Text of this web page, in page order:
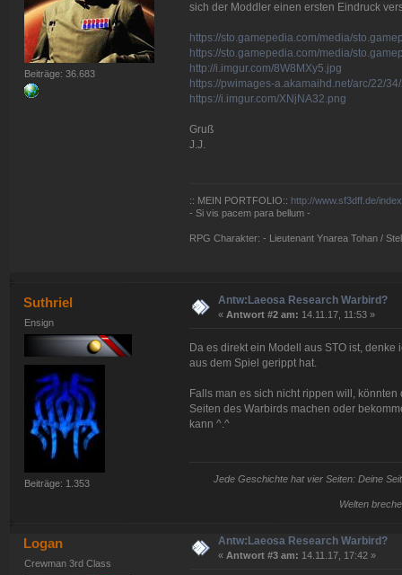
Beiträge: 36.683
sich der Moddler einen ersten Eindruck
https://sto.gamepedia.com/media/
https://sto.gamepedia.com/media/
http://i.imgur.com/8W8MXy5.jpg
https://pwimages-a.akamaihd.net/arc/22/
https://i.imgur.com/XNjNA32.png
Gruß
J.J.
:: MEIN PORTFOLIO:: http://www.sf3dff.de/
- Si vis pacem para bellum -
RPG Charakter: - Lieutenant Ynarea Tohan /
Suthriel
Ensign
Beiträge: 1.353
Antw:Laeosa Research Warbird?
« Antwort #2 am: 14.11.17, 11:53 »
Da es direkt ein Modell aus STO ist,
aus dem Spiel gerippt hat.
Falls man es sich nicht rippen will,
Seiten des Warbirds machen oder
kann ^.^
Jede Geschichte hat vier Seiten: Deine
Welten
Logan
Crewman 3rd Class
Antw:Laeosa Research Warbird?
« Antwort #3 am: 14.11.17, 17:42 »